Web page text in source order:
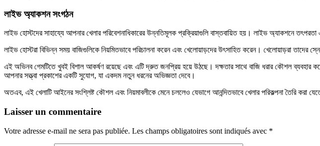
লাইভ অ্যাকশন সংগঠন
লাইভ হোস্টদের সাহায্যে আপনার খেলার পরিবেশনাধিকারের উন্নতিমূলক প্রক্রিয়াগুলি বাস্তবায়িত হয়। লাইভ অ্যাকশনে
লাইভ হোস্টরা বিভিন্ন সময় বাজিগুলিকে নিয়মিতভাবে পরিচালনা করেন এবং খেলোয়াড়দের উৎসাহিত করেন। খেলোয়াড়রা তাদের
এই অভিনব গেমটিতে খুবই বিশাল আকর্ষণ রয়েছে এবং এটি দ্রুত জনপ্রিয় হয়ে উঠছে। দক্ষতার সাথে বাজি ধরার কৌশল
আপনার সত্ত্বা প্রকাশের একটি সুযোগ, যা একদম নতুন ধরনের অভিজ্ঞতা দেবে।
অতএব, এই খেলাটি আইনের সংশ্লিষ্ট কৌশল এবং নিয়মাবলীকে মেনে চললেও যেভাগে আনন্দিতভাবে খেলার পরিকল্পনা তৈরি
Laisser un commentaire
Votre adresse e-mail ne sera pas publiée. Les champs obligatoires sont indiqués avec *